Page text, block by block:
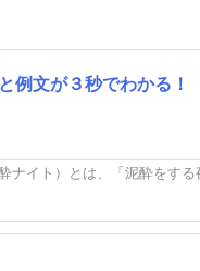
例文が３秒でわかる！
ナイト）とは、「泥酔をす